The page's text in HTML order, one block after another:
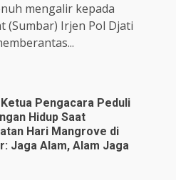
mengalir kepada
(Sumbar) Irjen Pol Djati
Pengacara Peduli
Hidup Saat
Hari Mangrove di
Jaga Alam, Alam Jaga